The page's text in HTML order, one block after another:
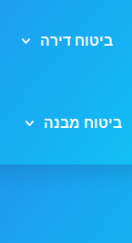
ביטוח דירה
ביטוח מבנה